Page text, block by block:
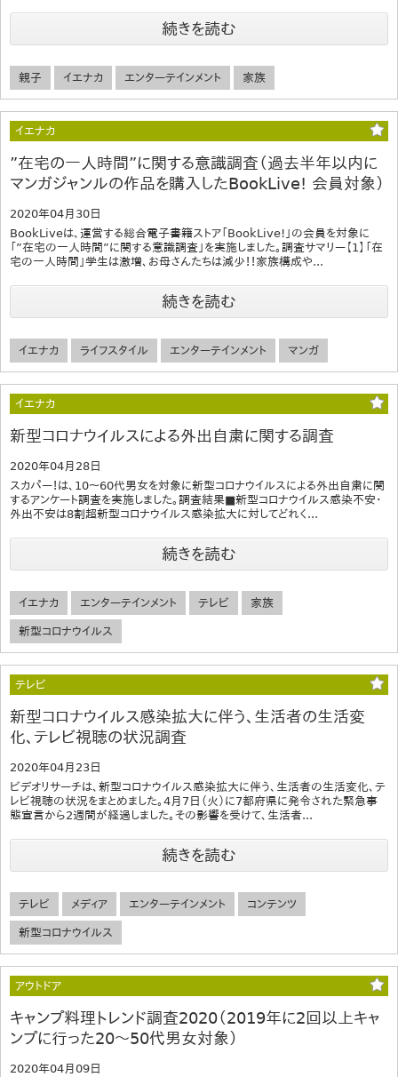
続きを読む
親子 イエナカ エンターテインメント 家族
イエナカ
”在宅の一人時間”に関する意識調査（過去半年以内に
マンガジャンルの作品を購入したBookLive! 会員対象）
2020年04月30日
BookLiveは、運営する総合電子書籍ストア「BookLive!」の会員を対象に
「”在宅の一人時間”に関する意識調査」を実施しました。調査サマリー【1】「在
宅の一人時間」学生は激増、お母さんたちは減少！！家族構成や...
続きを読む
イエナカ ライフスタイル エンターテインメント マンガ
イエナカ
新型コロナウイルスによる外出自粛に関する調査
2020年04月28日
スカパー！は、10～60代男女を対象に新型コロナウイルスによる外出自粛に関
するアンケート調査を実施しました。調査結果■新型コロナウイルス感染不安・
外出不安は8割超新型コロナウイルス感染拡大に対してどれく...
続きを読む
イエナカ エンターテインメント テレビ 家族
新型コロナウイルス
テレビ
新型コロナウイルス感染拡大に伴う、生活者の生活変
化、テレビ視聴の状況調査
2020年04月23日
ビデオリサーチは、新型コロナウイルス感染拡大に伴う、生活者の生活変化、テ
レビ視聴の状況をまとめました。4月7日（火）に7都府県に発令された緊急事
態宣言から2週間が経過しました。その影響を受けて、生活者...
続きを読む
テレビ メディア エンターテインメント コンテンツ
新型コロナウイルス
アウトドア
キャンプ料理トレンド調査2020（2019年に2回以上キャ
ンプに行った20～50代男女対象）
2020年04月09日